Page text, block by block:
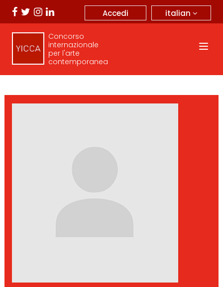
italian
Accedi
Concorso
internazionale
per l'arte
contemporanea